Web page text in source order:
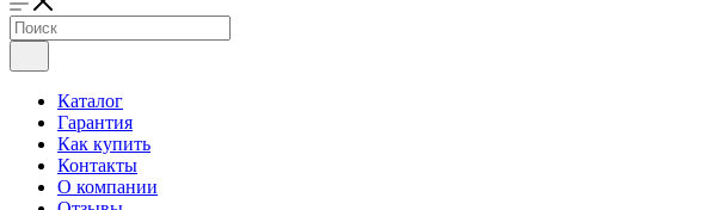
Каталог
Гарантия
Как купить
Контакты
О компании